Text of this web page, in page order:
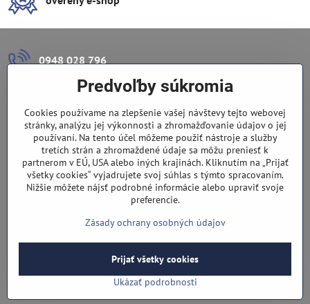
0948 028 796
info​@lazuli​.sk
Lazuli s​.r​.o​.
Predajňa
Nové Zámky, Pri gymnáziu 6
(slepá ulica), v tesnej blízkosti centra mesta, parkovanie v ulici
©2026Copyright
Predvoľby súkromiaZásady ochrany osobných údajov
Vytvorené pomocou:BiznisWeb.sk
Predvoľby súkromia
Cookies používame na zlepšenie vašej návštevy tejto webovej
stránky, analýzu jej výkonnosti a zhromažďovanie údajov o jej
používaní. Na tento účel môžeme použiť nástroje a služby
tretích strán a zhromaždené údaje sa môžu preniesť k
partnerom v EÚ, USA alebo iných krajinách. Kliknutím na „Prijať
všetky cookies“ vyjadrujete svoj súhlas s týmto spracovaním.
Nižšie môžete nájsť podrobné informácie alebo upraviť svoje
preferencie.
Zásady ochrany osobných údajov
Ukázať podrobnosti
Prijať všetky cookies